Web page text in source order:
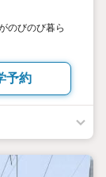
のびのび暮ら
予約